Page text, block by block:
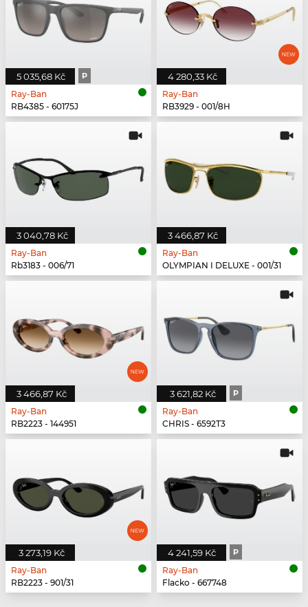
5 035,68 Kč P
Ray-Ban
RB4385 - 60175J
4 280,33 Kč
Ray-Ban
RB3929 - 001/8H
3 040,78 Kč
Ray-Ban
Rb3183 - 006/71
3 466,87 Kč
Ray-Ban
OLYMPIAN I DELUXE - 001/31
3 466,87 Kč
Ray-Ban
RB2223 - 144951
3 621,82 Kč P
Ray-Ban
CHRIS - 6592T3
3 273,19 Kč
Ray-Ban
RB2223 - 901/31
4 241,59 Kč P
Ray-Ban
Flacko - 667748